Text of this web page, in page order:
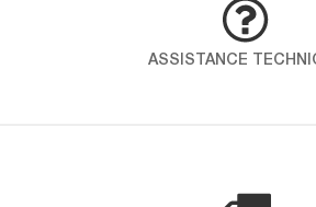
démarche globale pour intégrer
sécurité et environnement dans
opérations. En choississant ICP
ASSISTANCE